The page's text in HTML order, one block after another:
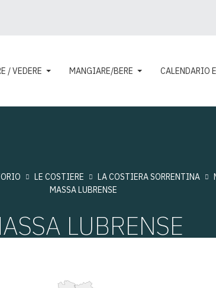
/ VEDERE MANGIARE/BERE CALENDARIO
LE COSTIERE LA COSTIERA SORRENTINA
MASSA LUBRENSE
LUBRENSE